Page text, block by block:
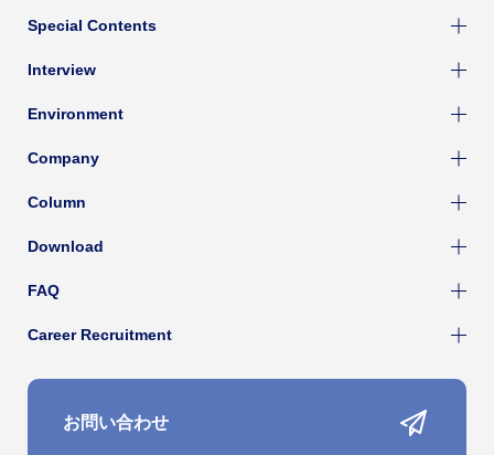
Special Contents
Interview
Environment
Company
Column
Download
FAQ
Career Recruitment
お問い合わせ